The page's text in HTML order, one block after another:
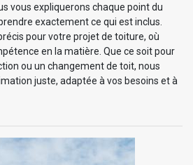
vous expliquerons chaque point du
exactement ce qui est inclus.
pour votre projet de toiture, où
en la matière. Que ce soit pour
ou un changement de toit, nous
juste, adaptée à vos besoins et à